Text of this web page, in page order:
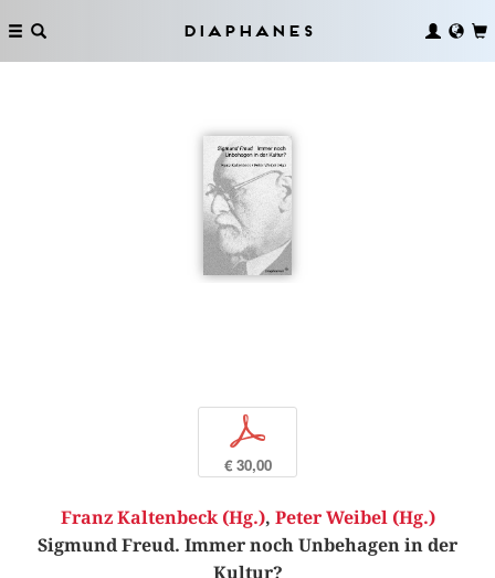
Diaphanes
p
€ 30,00
Franz Kaltenbeck (Hg.), Peter Weibel (Hg.)
Sigmund Freud. Immer noch Unbehagen in der
Kultur?